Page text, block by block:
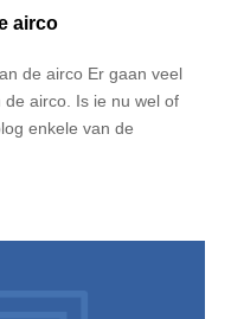
airco
de airco Er gaan veel
airco. Is ie nu wel of
enkele van de